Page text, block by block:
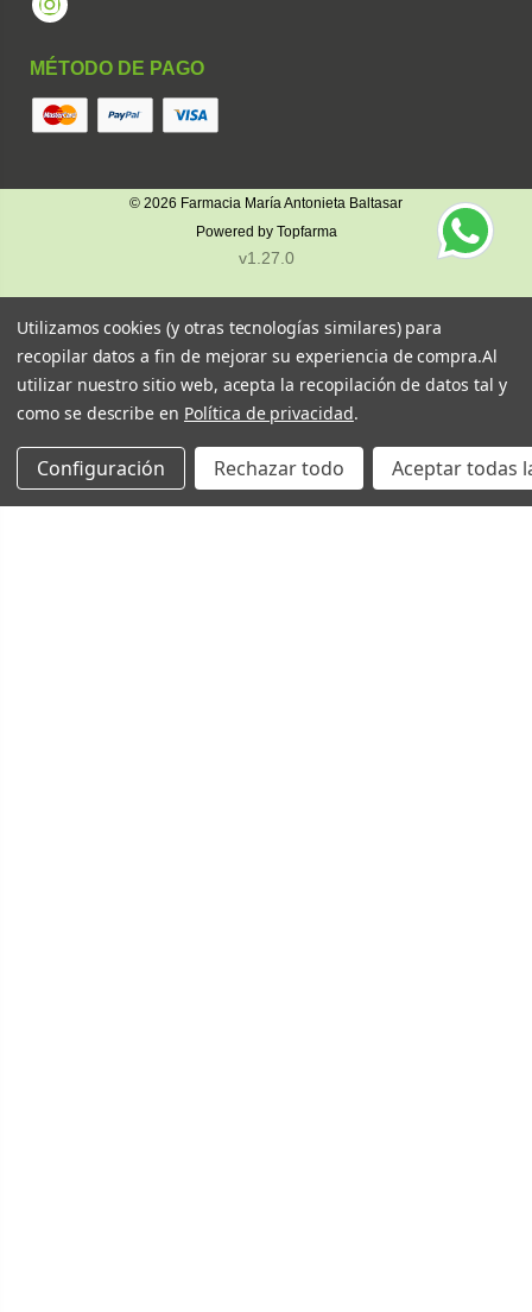
Instagram
MÉTODO DE PAGO
© 2026 Farmacia María Antonieta Baltasar
Powered by Topfarma
v1.27.0
Utilizamos cookies (y otras tecnologías similares) para
recopilar datos a fin de mejorar su experiencia de compra.Al
utilizar nuestro sitio web, acepta la recopilación de datos tal y
como se describe en Política de privacidad.
Configuración Rechazar todo Aceptar todas